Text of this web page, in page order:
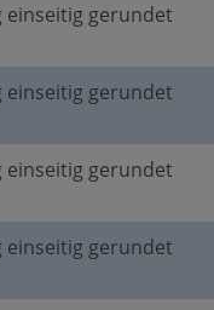
einseitig gerundet
einseitig gerundet
einseitig gerundet
einseitig gerundet